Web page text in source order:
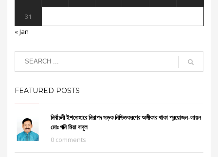
31
« Jan
FEATURED POSTS
নির্বাচনী ইশতেহারে নিরাপদ সড়ক নিশ্চিতকরণের অঙ্গীকার থাকা প্রয়োজন-লায়ন
মোঃ গনি মিয়া বাবুল
0 comments